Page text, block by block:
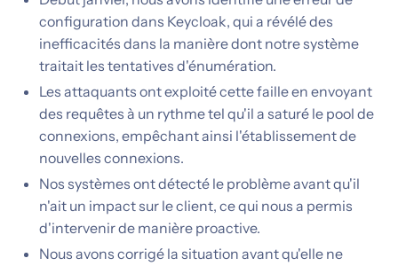
configuration dans Keycloak, qui a révélé des
inefficacités dans la manière dont notre système
traitait les tentatives d'énumération.
Les attaquants ont exploité cette faille en envoyant
des requêtes à un rythme tel qu'il a saturé le pool de
connexions, empêchant ainsi l'établissement de
nouvelles connexions.
Nos systèmes ont détecté le problème avant qu'il
n'ait un impact sur le client, ce qui nous a permis
d'intervenir de manière proactive.
Nous avons corrigé la situation avant qu'elle ne